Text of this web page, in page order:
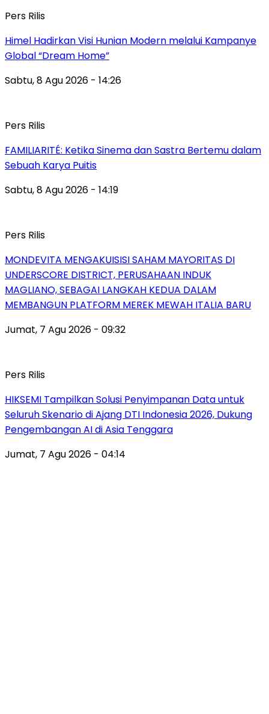
Pers Rilis
Himel Hadirkan Visi Hunian Modern melalui Kampanye
Global “Dream Home”
Sabtu, 8 Agu 2026 - 14:26
Pers Rilis
FAMILIARITÉ: Ketika Sinema dan Sastra Bertemu dalam
Sebuah Karya Puitis
Sabtu, 8 Agu 2026 - 14:19
Pers Rilis
MONDEVITA MENGAKUISISI SAHAM MAYORITAS DI
UNDERSCORE DISTRICT, PERUSAHAAN INDUK
MAGLIANO, SEBAGAI LANGKAH KEDUA DALAM
MEMBANGUN PLATFORM MEREK MEWAH ITALIA BARU
Jumat, 7 Agu 2026 - 09:32
Pers Rilis
HIKSEMI Tampilkan Solusi Penyimpanan Data untuk
Seluruh Skenario di Ajang DTI Indonesia 2026, Dukung
Pengembangan AI di Asia Tenggara
Jumat, 7 Agu 2026 - 04:14